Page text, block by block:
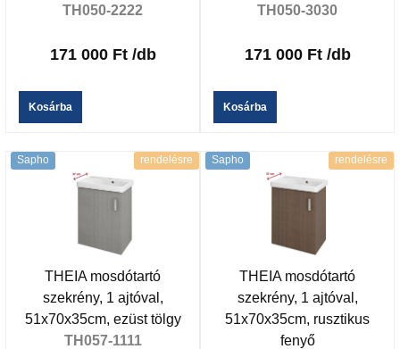
TH050-2222
171 000 Ft /db
Kosárba
TH050-3030
171 000 Ft /db
Kosárba
Sapho rendelésre
THEIA mosdótartó
szekrény, 1 ajtóval,
51x70x35cm, ezüst tölgy
TH057-1111
Sapho rendelésre
THEIA mosdótartó
szekrény, 1 ajtóval,
51x70x35cm, rusztikus
fenyő